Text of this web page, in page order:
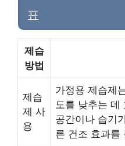
표
제습
방법
제습
제 사
용
가정용 제습제
도를 낮추는 데
공간이나 습기
른 건조 효과를